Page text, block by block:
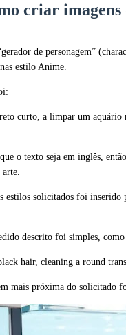
criar
de personagem”
estilo Anime.
curto, a limpar um
o texto seja em inglês,
arte.
estilos solicitados foi inserido
descrito foi simples,
hair, cleaning a round
mais próxima do solicitado